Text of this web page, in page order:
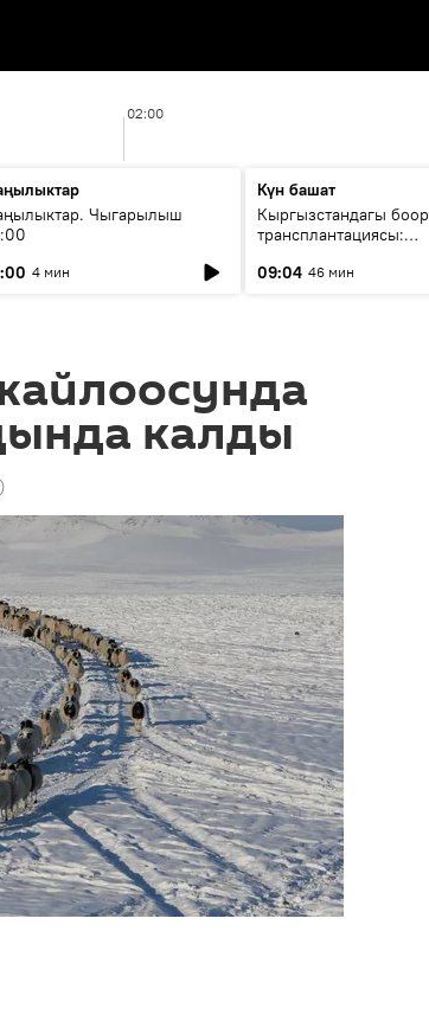
02:00
Чыгарылыш
4 мин
Күн башат
Кыргызстандагы боор
трансплантациясы:
келечеги
09:04 46 мин
калды
)